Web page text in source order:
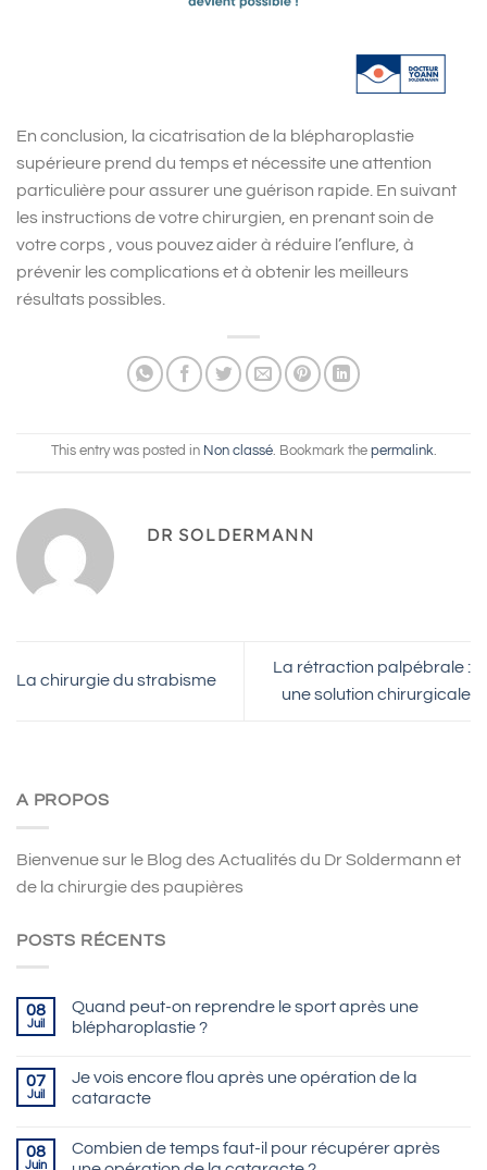
En conclusion, la cicatrisation de la blépharoplastie
supérieure prend du temps et nécessite une attention
particulière pour assurer une guérison rapide. En suivant
les instructions de votre chirurgien, en prenant soin de
votre corps , vous pouvez aider à réduire l’enflure, à
prévenir les complications et à obtenir les meilleurs
résultats possibles.
This entry was posted in Non classé. Bookmark the permalink.
DR SOLDERMANN
La chirurgie du strabisme
La rétraction palpébrale :
une solution chirurgicale
A PROPOS
Bienvenue sur le Blog des Actualités du Dr Soldermann et
de la chirurgie des paupières
POSTS RÉCENTS
08
Juil
Quand peut-on reprendre le sport après une
blépharoplastie ?
07
Juil
Je vois encore flou après une opération de la
cataracte
08
Juin
Combien de temps faut-il pour récupérer après